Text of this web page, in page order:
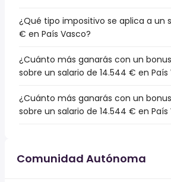
¿Qué tipo impositivo se aplica a un
€ en País Vasco?
¿Cuánto más ganarás con un
sobre un salario de 14.544 € en País
¿Cuánto más ganarás con un
sobre un salario de 14.544 € en País
Comunidad Autónoma